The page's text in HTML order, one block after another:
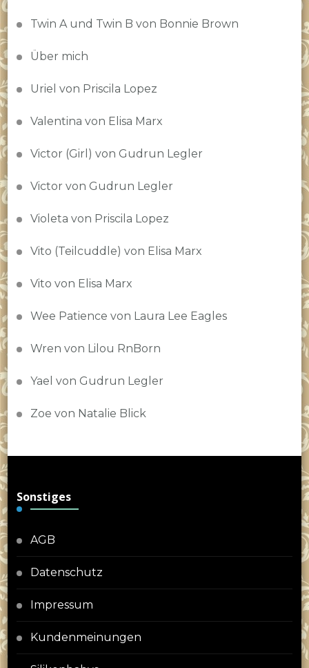
Twin A und Twin B von Bonnie Brown
Über mich
Uriel von Priscila Lopez
Valentina von Elisa Marx
Victor (Girl) von Gudrun Legler
Victor von Gudrun Legler
Violeta von Priscila Lopez
Vito (Teilcuddle) von Elisa Marx
Vito von Elisa Marx
Wee Patience von Laura Lee Eagles
Wren von Lilou RnBorn
Yael von Gudrun Legler
Zoe von Natalie Blick
Sonstiges
AGB
Datenschutz
Impressum
Kundenmeinungen